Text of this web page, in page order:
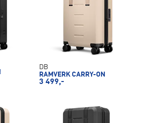
DB
RAMVERK CARRY-ON
3 499,-